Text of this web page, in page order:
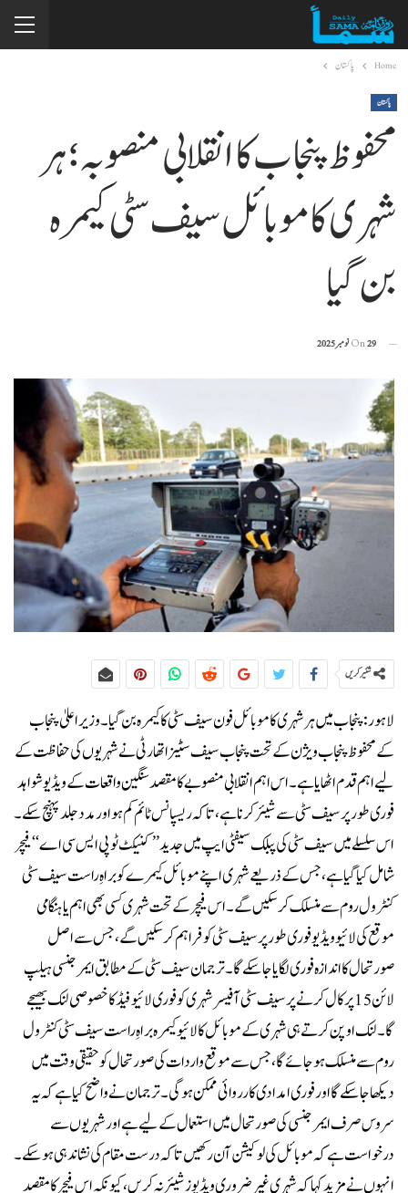
Home پاکستان
پاکستان
محفوظ پنجاب کا انقلابی منصوبہ؛ ہر
شہری کا موبائل سیف سٹی کیمرہ
بن گیا
On29 نومبر 2025
شئیر کریں
لاہور:پنجاب میں ہر شہری کا موبائل فون سیف سٹی کا کیمرہ بن گیا۔ وزیراعلیٰ پنجاب
کے محفوظ پنجاب ویژن کے تحت پنجاب سیف سٹیز اتھارٹی نے شہریوں کی حفاظت کے
لیے اہم قدم اٹھایا ہے۔اس اہم انقلابی منصوبے کا مقصد سنگین واقعات کے ویڈیو شواہد
فوری طور پر سیف سٹی سے شیئر کرنا ہے، تاکہ ریسپانس ٹائم کم ہو اور مدد جلد پہنچ سکے۔
اس سلسلے میں سیف سٹی کی پبلک سیفٹی ایپ میں جدید ’’کنیکٹ ٹو پی ایس سی اے‘‘ فیچر
شامل کیا گیا ہے، جس کے ذریعے شہری اپنے موبائل کیمرے کو براہِ راست سیف سٹی
کنٹرول روم سے منسلک کر سکیں گے۔اس فیچر کے تحت شہری کسی بھی اہم یا ہنگامی
موقع کی لائیو ویڈیو فوری طور پر سیف سٹی کو فراہم کر سکیں گے، جس سے اصل
صورتحال کا اندازہ فوری لگایا جا سکے گا۔ترجمان سیف سٹی کے مطابق ایمرجنسی ہیلپ
لائن 15 پر کال کرنے پر سیف سٹی آفیسر شہری کو فوری لائیو فیڈ کا خصوصی لنک بھیجے
گا۔ لنک اوپن کرتے ہی شہری کے موبائل کا لائیو کیمرہ براہِ راست سیف سٹی کنٹرول
روم سے منسلک ہو جائے گا، جس سے موقع واردات کی صورتحال کو حقیقی وقت میں
دیکھا جا سکے گا اور فوری امدادی کارروائی ممکن ہوگی۔ترجمان نے واضح کیا ہے کہ یہ
سروس صرف ایمرجنسی کی صورتحال میں استعمال کے لیے ہے اور شہریوں سے
درخواست ہے کہ موبائل کی لوکیشن آن رکھیں تاکہ درست مقام کی نشاندہی ہوسکے۔
انہوں نے مزید کہا کہ شہری غیر ضروری ویڈیوز شیئر نہ کریں، کیونکہ اس فیچر کا مقصد